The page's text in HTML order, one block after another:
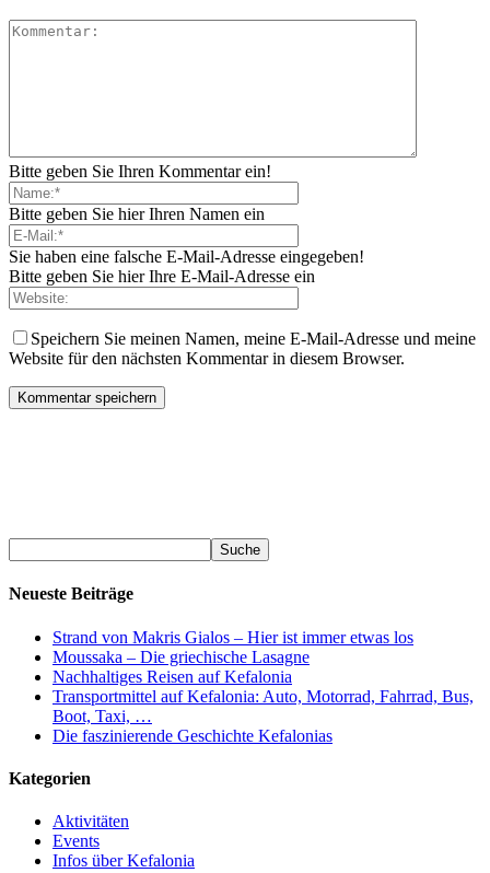
Bitte geben Sie Ihren Kommentar ein!
Bitte geben Sie hier Ihren Namen ein
Sie haben eine falsche E-Mail-Adresse eingegeben!
Bitte geben Sie hier Ihre E-Mail-Adresse ein
Speichern Sie meinen Namen, meine E-Mail-Adresse und meine
Website für den nächsten Kommentar in diesem Browser.
Neueste Beiträge
Strand von Makris Gialos – Hier ist immer etwas los
Moussaka – Die griechische Lasagne
Nachhaltiges Reisen auf Kefalonia
Transportmittel auf Kefalonia: Auto, Motorrad, Fahrrad, Bus,
Boot, Taxi, …
Die faszinierende Geschichte Kefalonias
Kategorien
Aktivitäten
Events
Infos über Kefalonia